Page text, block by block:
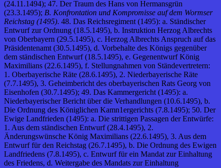
(24.11.1494); 47. Der Traum des Hans von Hermansgrün
(23.3.1495); B. Konfrontation und Kompromisse auf dem Wormser
Reichstag (1495). 48. Das Reichsregiment (1495): a. Ständischer
Entwurf zur Ordnung (18.5.1495), b. Instruktion Herzog Albrechts
von Oberbayern (29.5.1495), c. Herzog Albrechts Anspruch auf das
Präsidentenamt (30.5.1495), d. Vorbehalte des Königs gegenüber
dem ständischen Entwurf (18.5.1495), e. Gegenentwurf König
Maximilians (22.6.1495), f. Stellungnahmen von Ständevertretern:
1. Oberbayerische Räte (28.6.1495), 2. Niederbayerische Räte
(7.7.1495), 3. Geheimbericht des oberbayerischen Rats Georg von
Eisenhofen (30.7.1495); 49. Das Kammergericht (1495): a.
Niederbayerischer Bericht über die Verhandlungen (10.6.1495), b.
Die Ordnung des Königlichen Kamn1ergerichts (7.8.1495); 50. Der
Ewige Landfrieden (1495): a. Die strittigen Passagen der Entwürfe:
1. Aus dem ständischen Entwurf (28.4.1495), 2.
Änderungswünsche König Maximilians (22.6.1495), 3. Aus dem
Entwurf für den Reichstag (26.7.1495), b. Die Ordnung des Ewigen
Landfriedens (7.8.1495), c. Entwurf für ein Mandat zur Einhaltung
des Friedens, d. Weitergabe des Mandats zur Einhaltung